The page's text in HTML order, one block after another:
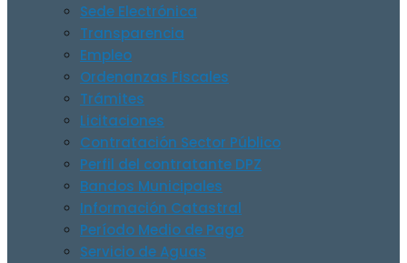
Sede Electrónica
Transparencia
Empleo
Ordenanzas Fiscales
Trámites
Licitaciones
Contratación Sector Público
Perfil del contratante DPZ
Bandos Municipales
Información Catastral
Período Medio de Pago
Servicio de Aguas